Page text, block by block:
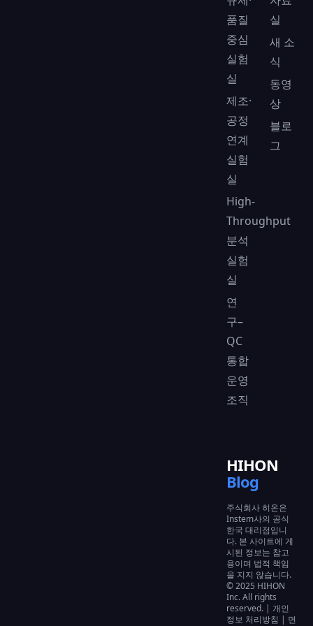
품질
중심
실험
실
제조·
공정
연계
실험
실
High-
Throughput
분석
실험
실
연
구–
QC
통합
운영
조직
실
새 소
식
동영
상
블로
그
HIHON
Blog
주식회사 히온은
Instem사의 공식
한국 대리점입니
다. 본 사이트에 게
시된 정보는 참고
용이며 법적 책임
을 지지 않습니다.
© 2025 HIHON
Inc. All rights
reserved. | 개인
정보 처리방침 | 면